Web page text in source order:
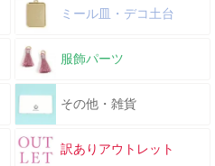
ミール皿・デコ土台
服飾パーツ
その他・雑貨
訳ありアウトレット